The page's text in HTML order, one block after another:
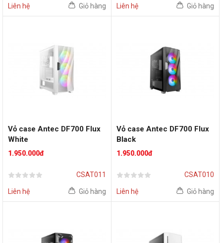
Liên hệ Giỏ hàng Liên hệ Giỏ hàng
Vỏ case Antec DF700 Flux
White
1.950.000đ
CSAT011
Liên hệ Giỏ hàng
Vỏ case Antec DF700 Flux
Black
1.950.000đ
CSAT010
Liên hệ Giỏ hàng